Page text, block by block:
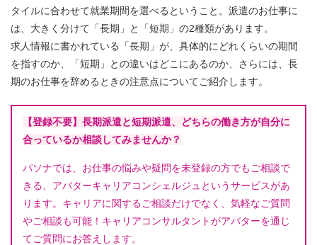
タイルに合わせて就業期間を選べるということ。派遣のお仕事に
は、大きく分けて「長期」と「短期」の2種類があります。
求人情報に書かれている「長期」が、具体的にどれくらいの期間
を指すのか、「短期」との違いはどこにあるのか、さらには、長
期のお仕事を辞めるときの注意点についてご紹介します。
【登録不要】長期派遣と短期派遣、どちらの働き方が自分に
合っているか相談してみませんか？
パソナでは、お仕事の悩みや疑問を未登録の方でもご相談で
きる、アバターキャリアコンシェルジュというサービスがあ
ります。キャリアに関するご相談だけでなく、気軽なご質問
やご相談も可能！キャリアコンサルタントがアバターを通じ
てご質問にお答えします。